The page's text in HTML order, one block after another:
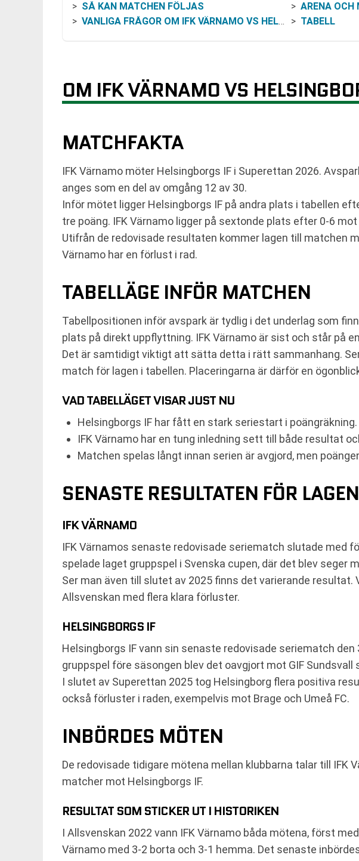
SÅ KAN MATCHEN FÖLJAS
ARENA OCH
VANLIGA FRÅGOR OM IFK VÄRNAMO VS HELSINGBORGS IF
TABELL
OM IFK VÄRNAMO VS
MATCHFAKTA
IFK Värnamo möter Helsingborgs IF i Superettan 2026.
anges som en del av omgång 12 av 30.
Inför mötet ligger Helsingborgs IF på andra plats i tabellen
tre poäng. IFK Värnamo ligger på sextonde plats efter 0-6
Utifrån de redovisade resultaten kommer lagen till matchen
Värnamo har en förlust i rad.
TABELLÄGE INFÖR MATCHEN
Tabellpositionen inför avspark är tydlig i det underlag som
plats på direkt uppflyttning. IFK Värnamo är sist och står på
Det är samtidigt viktigt att sätta detta i rätt sammanhang.
match för lagen i tabellen. Placeringarna är därför en
VAD TABELLÄGET VISAR JUST NU
Helsingborgs IF har fått en stark seriestart i poängräkning.
IFK Värnamo har en tung inledning sett till både resultat
Matchen spelas långt innan serien är avgjord, men
SENASTE RESULTATEN FÖR LAGEN
IFK VÄRNAMO
IFK Värnamos senaste redovisade seriematch slutade med
spelade laget gruppspel i Svenska cupen, där det blev seger
Ser man även till slutet av 2025 finns det varierande
Allsvenskan med flera klara förluster.
HELSINGBORGS IF
Helsingborgs IF vann sin senaste redovisade seriematch
gruppspel före säsongen blev det oavgjort mot GIF
I slutet av Superettan 2025 tog Helsingborg flera positiva
också förluster i raden, exempelvis mot Brage och Umeå FC.
INBÖRDES MÖTEN
De redovisade tidigare mötena mellan klubbarna talar till
matcher mot Helsingborgs IF.
RESULTAT SOM STICKER UT I HISTORIKEN
I Allsvenskan 2022 vann IFK Värnamo båda mötena, först
Värnamo med 3-2 borta och 3-1 hemma. Det senaste